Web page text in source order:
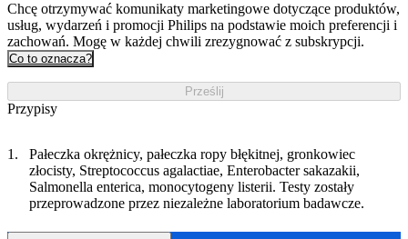
Chcę otrzymywać komunikaty marketingowe dotyczące produktów,
usług, wydarzeń i promocji Philips na podstawie moich preferencji i
zachowań. Mogę w każdej chwili zrezygnować z subskrypcji.
Co to oznacza?
Prześlij
Przypisy
Pałeczka okrężnicy, pałeczka ropy błękitnej, gronkowiec
złocisty, Streptococcus agalactiae, Enterobacter sakazakii,
Salmonella enterica, monocytogeny listerii. Testy zostały
przeprowadzone przez niezależne laboratorium badawcze.